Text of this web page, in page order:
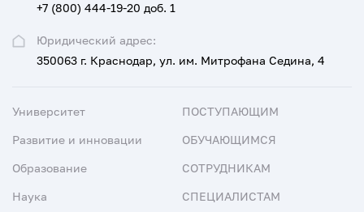
Юридический адрес:
350063 г. Краснодар, ул. им. Митрофана Седина, 4
+7 (800) 444-19-20 доб. 1
Университет
Развитие и инновации
Образование
Наука
ПОСТУПАЮЩИМ
ОБУЧАЮЩИМСЯ
СОТРУДНИКАМ
СПЕЦИАЛИСТАМ